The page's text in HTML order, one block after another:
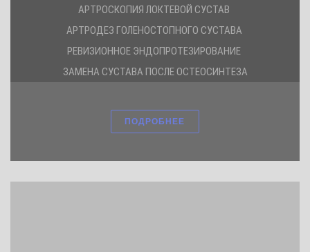
АРТРОСКОПИЯ ЛОКТЕВОЙ СУСТАВ
АРТРОДЕЗ ГОЛЕНОСТОПНОГО СУСТАВА
РЕВИЗИОННОЕ ЭНДОПРОТЕЗИРОВАНИЕ
ЗАМЕНА СУСТАВА ПОСЛЕ ОСТЕОСИНТЕЗА
ПОДРОБНЕЕ